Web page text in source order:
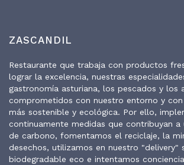
ZASCANDIL
Restaurante que trabaja con productos
lograr la excelencia, nuestras
gastronomía asturiana, los pescados y los
comprometidos con nuestro entorno y con
más sostenible y ecológica. Por ello,
continuamente medidas que contribuyan a
de carbono, fomentamos el reciclaje, la
desechos, utilizamos en nuestro "delivery"
biodegradable eco e intentamos